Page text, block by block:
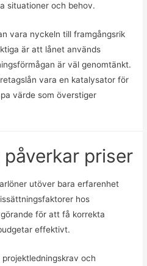
situationer och behov.
vara nyckeln till framgångsrik
är att lånet används
är väl genomtänkt.
vara en katalysator för
värde som överstiger
priser
utöver bara erfarenhet
hos
för att få korrekta
effektivt.
och